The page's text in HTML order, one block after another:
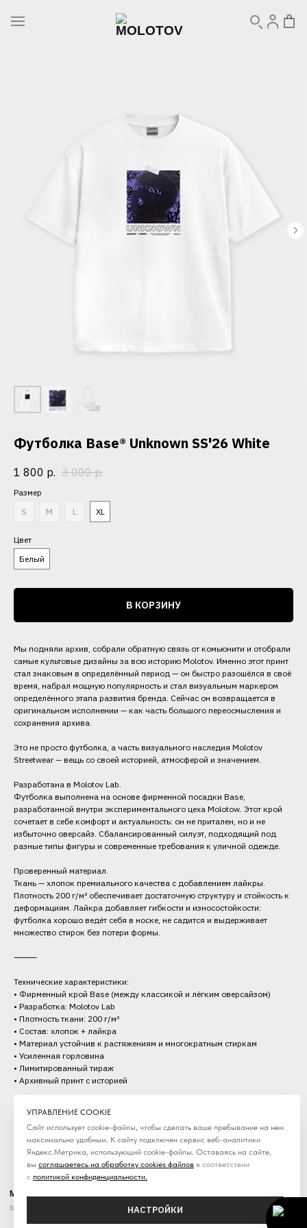
Футболка Base® Unknown SS'26 White
1 800 р. 3 000 р.
Размер
S
M L XL
Цвет
Белый
В КОРЗИНУ
Мы подняли архив, собрали обратную связь от комьюнити и отобрали
самые культовые дизайны за всю историю Molotov. Именно этот принт
стал знаковым в определённый период — он быстро разошёлся в своё
время, набрал мощную популярность и стал визуальным маркером
определённого этапа развития бренда. Сейчас он возвращается в
оригинальном исполнении — как часть большого переосмысления и
сохранения архива.
Это не просто футболка, а часть визуального наследия Molotov
Streetwear — вещь со своей историей, атмосферой и значением.
Разработана в Molotov Lab.
Футболка выполнена на основе фирменной посадки Base,
разработанной внутри экспериментального цеха Molotow. Этот крой
сочетает в себе комфорт и актуальность: он не притален, но и не
избыточно оверсайз. Сбалансированный силуэт, подходящий под
разные типы фигуры и современные требования к уличной одежде.
Проверенный материал.
Ткань — хлопок премиального качества с добавлением лайкры.
Плотность 200 г/м² обеспечивает достаточную структуру и стойкость к
деформациям. Лайкра добавляет гибкости и износостойкости:
футболка хорошо ведёт себя в носке, не садится и выдерживает
множество стирок без потери формы.
⸻
Технические характеристики:
• Фирменный крой Base (между классикой и лёгким оверсайзом)
• Разработка: Molotov Lab
• Плотность ткани: 200 г/м²
• Состав: хлопок + лайкра
• Материал устойчив к растяжениям и многократным стиркам
• Усиленная горловина
• Лимитированный тираж
• Архивный принт с историей
УПРАВЛЕНИЕ COOKIE
Сайт использует cookie-файлы, чтобы сделать ваше пребывание на нем
максимально удобным. К cайту подключен сервис веб-аналитики
Яндекс.Метрика, использующий cookie-файлы. Оставаясь на сайте,
вы соглашаетесь на обработку cookies файлов в соответствии
с политикой конфиденциальности.
НАСТРОЙКИ
MOLOTOV
Streetwear / online store